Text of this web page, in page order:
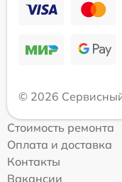
© 2026
Стоимость ремонта
Оплата и доставка
Контакты
Вакансии